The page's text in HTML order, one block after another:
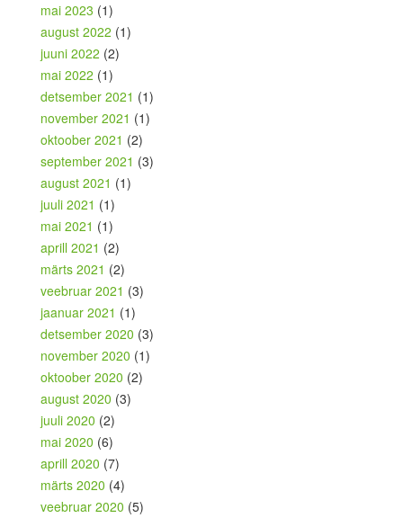
mai 2023 (1)
august 2022 (1)
juuni 2022 (2)
mai 2022 (1)
detsember 2021 (1)
november 2021 (1)
oktoober 2021 (2)
september 2021 (3)
august 2021 (1)
juuli 2021 (1)
mai 2021 (1)
aprill 2021 (2)
märts 2021 (2)
veebruar 2021 (3)
jaanuar 2021 (1)
detsember 2020 (3)
november 2020 (1)
oktoober 2020 (2)
august 2020 (3)
juuli 2020 (2)
mai 2020 (6)
aprill 2020 (7)
märts 2020 (4)
veebruar 2020 (5)